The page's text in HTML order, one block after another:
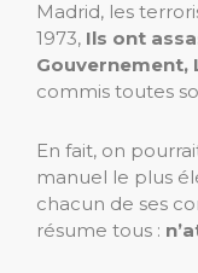
Madrid, les
1973, Ils ont
Gouvernement,
commis toutes
En fait, on
manuel le plus
chacun de ses
résume tous :